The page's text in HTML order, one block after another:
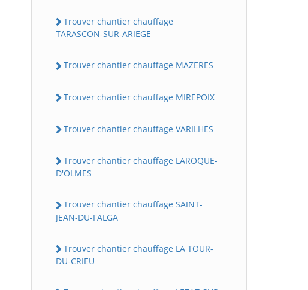
Trouver chantier chauffage
TARASCON-SUR-ARIEGE
Trouver chantier chauffage MAZERES
Trouver chantier chauffage MIREPOIX
Trouver chantier chauffage VARILHES
Trouver chantier chauffage LAROQUE-
D'OLMES
Trouver chantier chauffage SAINT-
JEAN-DU-FALGA
Trouver chantier chauffage LA TOUR-
DU-CRIEU